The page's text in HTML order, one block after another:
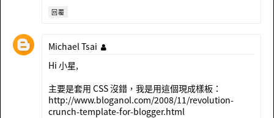
回覆
Michael Tsai
Hi 小星,
主要是套用 CSS 沒錯，我是用這個現成樣板：
http://www.bloganol.com/2008/11/revolution-
crunch-template-for-blogger.html